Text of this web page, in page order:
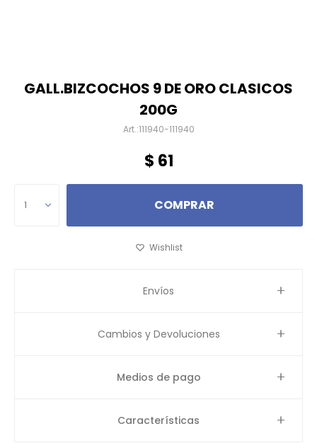
GALL.BIZCOCHOS 9 DE ORO CLASICOS
200G
111940-111940
$ 61
1 COMPRAR
Envíos
Cambios y Devoluciones
Medios de pago
Características